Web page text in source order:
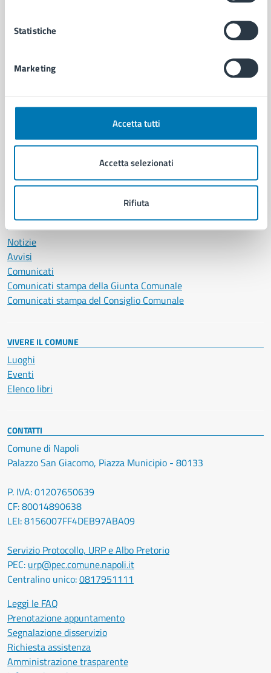
Statistiche
Marketing
Accetta tutti
Accetta selezionati
Rifiuta
Ambiente
Autorizzazioni
Educazione e formazione
Giustizia e sicurezza pubblica
Imprese e commercio
Vita lavorativa
NOVITÀ
Notizie
Avvisi
Comunicati
Comunicati stampa della Giunta Comunale
Comunicati stampa del Consiglio Comunale
VIVERE IL COMUNE
Luoghi
Eventi
Elenco libri
CONTATTI
Comune di Napoli
Palazzo San Giacomo, Piazza Municipio - 80133
P. IVA: 01207650639
CF: 80014890638
LEI: 8156007FF4DEB97ABA09
Servizio Protocollo, URP e Albo Pretorio
PEC: urp@pec.comune.napoli.it
Centralino unico:0817951111
Leggi le FAQ
Prenotazione appuntamento
Segnalazione disservizio
Richiesta assistenza
Amministrazione trasparente